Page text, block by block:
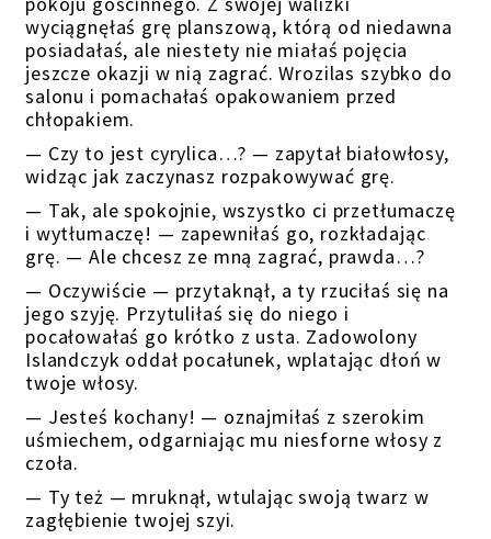
wyciągnęłaś grę planszową, którą od niedawna
posiadałaś, ale niestety nie miałaś pojęcia
jeszcze okazji w nią zagrać. Wrozilas szybko do
salonu i pomachałaś opakowaniem przed
chłopakiem.
— Czy to jest cyrylica…? — zapytał białowłosy,
widząc jak zaczynasz rozpakowywać grę.
— Tak, ale spokojnie, wszystko ci przetłumaczę
i wytłumaczę! — zapewniłaś go, rozkładając
grę. — Ale chcesz ze mną zagrać, prawda…?
— Oczywiście — przytaknął, a ty rzuciłaś się na
jego szyję. Przytuliłaś się do niego i
pocałowałaś go krótko z usta. Zadowolony
Islandczyk oddał pocałunek, wplatając dłoń w
twoje włosy.
— Jesteś kochany! — oznajmiłaś z szerokim
uśmiechem, odgarniając mu niesforne włosy z
czoła.
— Ty też — mruknął, wtulając swoją twarz w
zagłębienie twojej szyi.